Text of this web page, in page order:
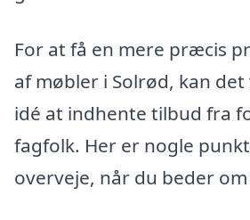
For at få en mere præcis
af møbler i Solrød, kan
idé at indhente tilbud fra
fagfolk. Her er nogle
overveje, når du beder